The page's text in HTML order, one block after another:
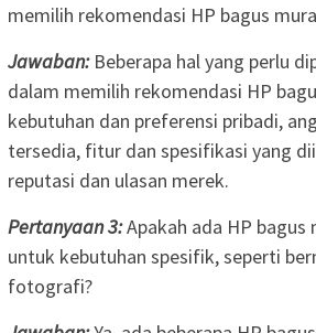
memilih rekomendasi HP bagus
Jawaban:Beberapa hal yang perlu
dalam memilih rekomendasi HP
kebutuhan dan preferensi pribadi,
tersedia, fitur dan spesifikasi yang
reputasi dan ulasan merek.
Pertanyaan 3:Apakah ada HP bagus
untuk kebutuhan spesifik, seperti
fotografi?